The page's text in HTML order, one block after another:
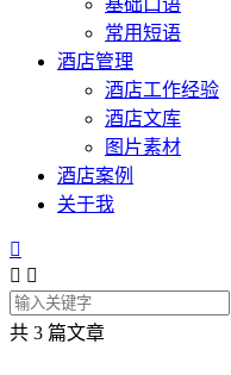
基础口语
常用短语
酒店管理
酒店工作经验
酒店文库
图片素材
酒店案例
关于我

 
共 3 篇文章